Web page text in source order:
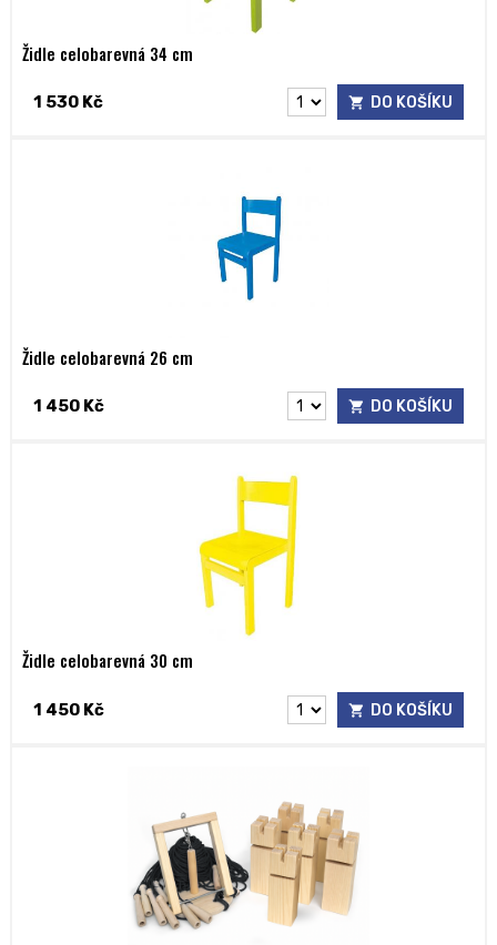
Židle celobarevná 34 cm
1 530 Kč DO KOŠÍKU
Židle celobarevná 26 cm
1 450 Kč DO KOŠÍKU
Židle celobarevná 30 cm
1 450 Kč DO KOŠÍKU